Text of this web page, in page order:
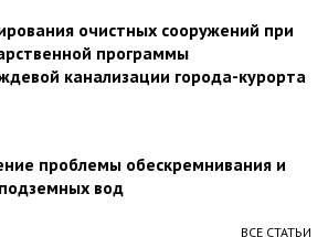
очистных сооружений при
программы
канализации города-курорта
проблемы обескремнивания и
вод
ВСЕ СТАТЬИ